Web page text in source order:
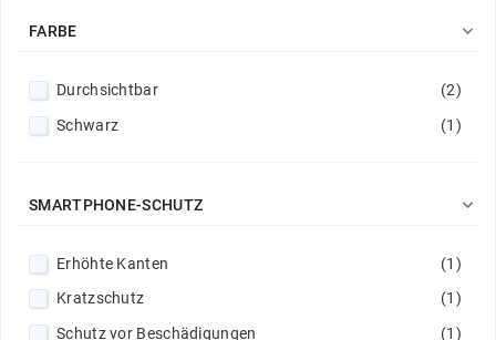
FARBE 
Durchsichtbar
(2)
Schwarz
(1)
SMARTPHONE-SCHUTZ 
Erhöhte Kanten
(1)
Kratzschutz
(1)
Schutz vor Beschädigungen
(1)